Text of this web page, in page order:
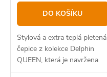
DO KOŠÍKU
Stylová a extra teplá pletená
čepice z kolekce Delphin
QUEEN, která je navržena
speciálně pro ženské